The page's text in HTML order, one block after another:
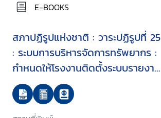
E-BOOKS
สภาปฏิรูปแห่งชาติ : วาระปฏิรูปที่ 25
: ระบบการบริหารจัดการทรัพยากร :
กำหนดให้โรงงานติดตั้งระบบรายงาน
แสดงผลการตรวจวัดคุณภาพน้ำทิ้ง
หรือคุณภาพอากาศจากปล่องต่อ
สาธารณะ